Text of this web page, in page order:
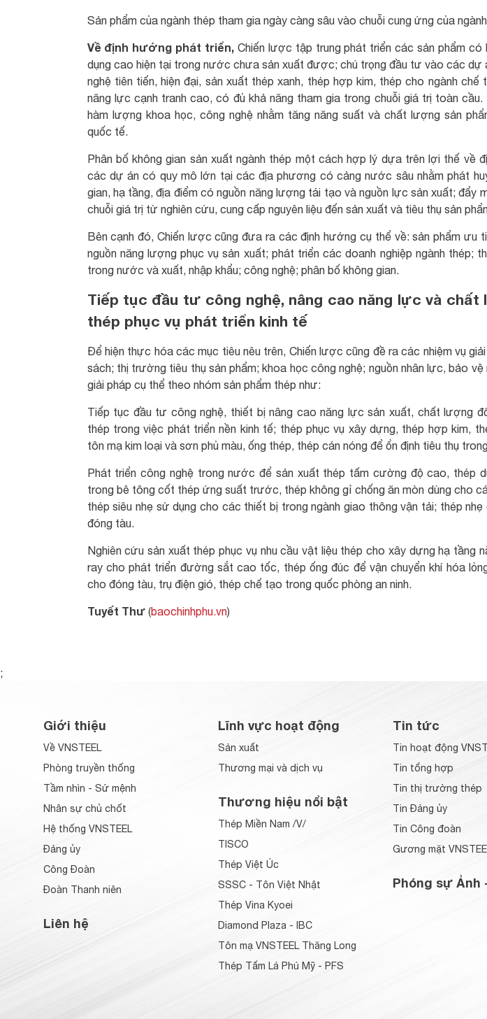
Sản phẩm của ngành thép tham gia ngày càng sâu vào chuỗi cung ứng của
Về định hướng phát triển, Chiến lược tập trung phát triển các sản phẩm có
dụng cao hiện tại trong nước chưa sản xuất được; chú trọng đầu tư vào các dự
nghệ tiên tiến, hiện đại, sản xuất thép xanh, thép hợp kim, thép cho ngành
năng lực cạnh tranh cao, có đủ khả năng tham gia trong chuỗi giá trị toàn
hàm lượng khoa học, công nghệ nhằm tăng năng suất và chất lượng sản
quốc tế.
Phân bố không gian sản xuất ngành thép một cách hợp lý dựa trên lợi thế về
các dự án có quy mô lớn tại các địa phương có cảng nước sâu nhằm phát
gian, hạ tầng, địa điểm có nguồn năng lượng tái tạo và nguồn lực sản xuất; đẩy
chuỗi giá trị từ nghiên cứu, cung cấp nguyên liệu đến sản xuất và tiêu thụ sản
Bên cạnh đó, Chiến lược cũng đưa ra các định hướng cụ thể về: sản phẩm ưu
nguồn năng lượng phục vụ sản xuất; phát triển các doanh nghiệp ngành thép;
trong nước và xuất, nhập khẩu; công nghệ; phân bố không gian.
Tiếp tục đầu tư công nghệ, nâng cao năng lực và
thép phục vụ phát triển kinh tế
Để hiện thực hóa các mục tiêu nêu trên, Chiến lược cũng đề ra các nhiệm vụ
sách; thị trường tiêu thụ sản phẩm; khoa học công nghệ; nguồn nhân lực, bảo
giải pháp cụ thể theo nhóm sản phẩm thép như:
Tiếp tục đầu tư công nghệ, thiết bị nâng cao năng lực sản xuất, chất lượng
thép trong việc phát triển nền kinh tế; thép phục vụ xây dựng, thép hợp kim,
tôn mạ kim loại và sơn phủ màu, ống thép, thép cán nóng để ổn định tiêu thụ
Phát triển công nghệ trong nước để sản xuất thép tấm cường độ cao, thép
trong bê tông cốt thép ứng suất trước, thép không gỉ chống ăn mòn dùng cho
thép siêu nhẹ sử dụng cho các thiết bị trong ngành giao thông vận tải; thép nhẹ
đóng tàu.
Nghiên cứu sản xuất thép phục vụ nhu cầu vật liệu thép cho xây dựng hạ tầng
ray cho phát triển đường sắt cao tốc, thép ống đúc để vận chuyển khí hóa
cho đóng tàu, trụ điện gió, thép chế tạo trong quốc phòng an ninh.
Tuyết Thư(baochinhphu.vn)
;
Giới thiệu
Về VNSTEEL
Phòng truyền thống
Tầm nhìn - Sứ mệnh
Nhân sự chủ chốt
Hệ thống VNSTEEL
Đảng ủy
Công Đoàn
Đoàn Thanh niên
Liên hệ
Lĩnh vực hoạt động
Sản xuất
Thương mại và dịch vụ
Thương hiệu nổi bật
Thép Miền Nam /V/
TISCO
Thép Việt Úc
SSSC - Tôn Việt Nhật
Thép Vina Kyoei
Diamond Plaza - IBC
Tôn mạ VNSTEEL Thăng Long
Thép Tấm Lá Phú Mỹ - PFS
Tin tức
Tin hoạt động
Tin tổng hợp
Tin thị trường thép
Tin Đảng ủy
Tin Công đoàn
Gương mặt
Phóng sự Ảnh